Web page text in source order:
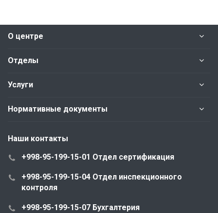
О центре
Отделы
Услуги
Нормативные документы
Наши контакты
+998-95-199-15-01 Отдел сертификация
+998-95-199-15-04 Отдел инспекционного
контроля
+998-95-199-15-07 Бухгалтерия